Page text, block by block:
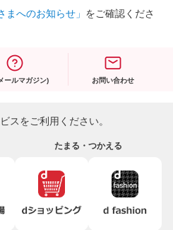
まへのお知らせ」 をご確認くださ
ールマガジン) お問い合わせ
スをご利用ください。
たまる・つかえる